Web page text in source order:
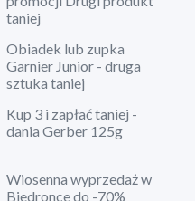
taniej
Obiadek lub zupka
Garnier Junior - druga
sztuka taniej
Kup 3 i zapłać taniej -
dania Gerber 125g
Wiosenna wyprzedaż w
Biedronce do -70%